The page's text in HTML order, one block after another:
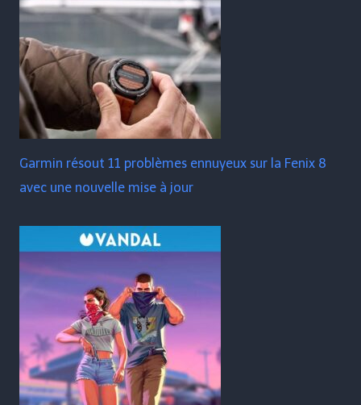
Garmin résout 11 problèmes ennuyeux sur la Fenix ​​​​8
avec une nouvelle mise à jour